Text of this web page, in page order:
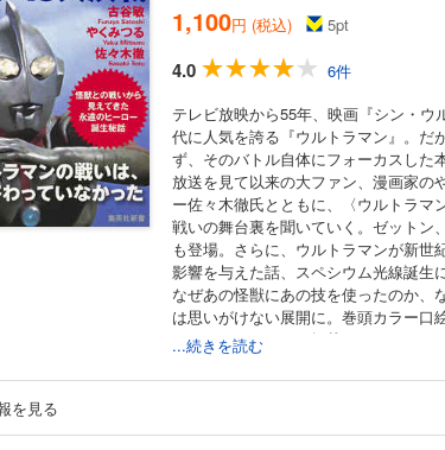
1,100円 (税込) 5pt
4.0
6件
テレビ放映から55年、映画『シン・
代に人気を誇る『ウルトラマン』。だ
ず、そのバトル自体にフォーカスした
放送を見て以来の大ファン、漫画家の
ー佐々木徹氏とともに、〈ウルトラマ
戦いの舞台裏を聞いていく。ゼット
も登場。さらに、ウルトラマンが新世
影響を与えた話、スペシウム光線誕生
なぜあの怪獣にあの技を使ったのか
は思いがけない展開に。巻頭カラー口
しのバトルシーンも掲載！
...続きを読む
を見る